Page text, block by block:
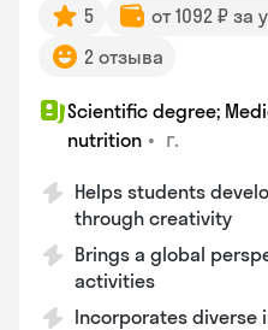
5 от 1092 ₽ за
2 отзыва
Scientific degree;
nutrition • г.
Helps students
through creativity
Brings a global
activities
Incorporates diverse